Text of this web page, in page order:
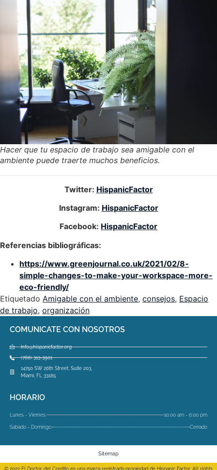
Hacer que tu espacio de trabajo sea amigable con el
ambiente puede traerte muchos beneficios.
Twitter: HispanicFactor
Instagram: HispanicFactor
Facebook: HispanicFactor
Referencias bibliográficas:
https://www.greenjournal.co.uk/2021/02/8-
simple-changes-to-make-your-workspace-more-
eco-friendly/
Etiquetado Amigable con el ambiente, consejos, Espacio
de trabajo, organización
COMUNICATE CON NOSOTROS
Info@hispanicfactor.org
(786) 313-3901
14750 SW 26th Street, Suite 203,
Miami, FL 33185
HORARIO
Lunes - Viernes: 10:00 am - 6:00 pm
Sabado - Domingo: Cerrado
Sitemap
© 2022 El Doctor del Credito es una marca registrada propiedad de Hispanic Factor. All rights